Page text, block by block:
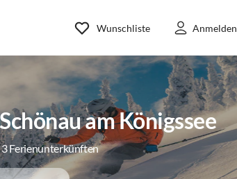
Wunschliste Anmelden
am Königssee
3 Ferienunterkünften